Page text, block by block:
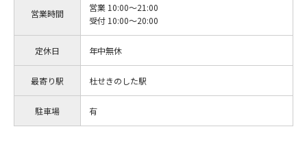
営業時間
営業 10:00～21:00
受付 10:00～20:00
定休日 年中無休
最寄り駅 杜せきのした駅
駐車場 有